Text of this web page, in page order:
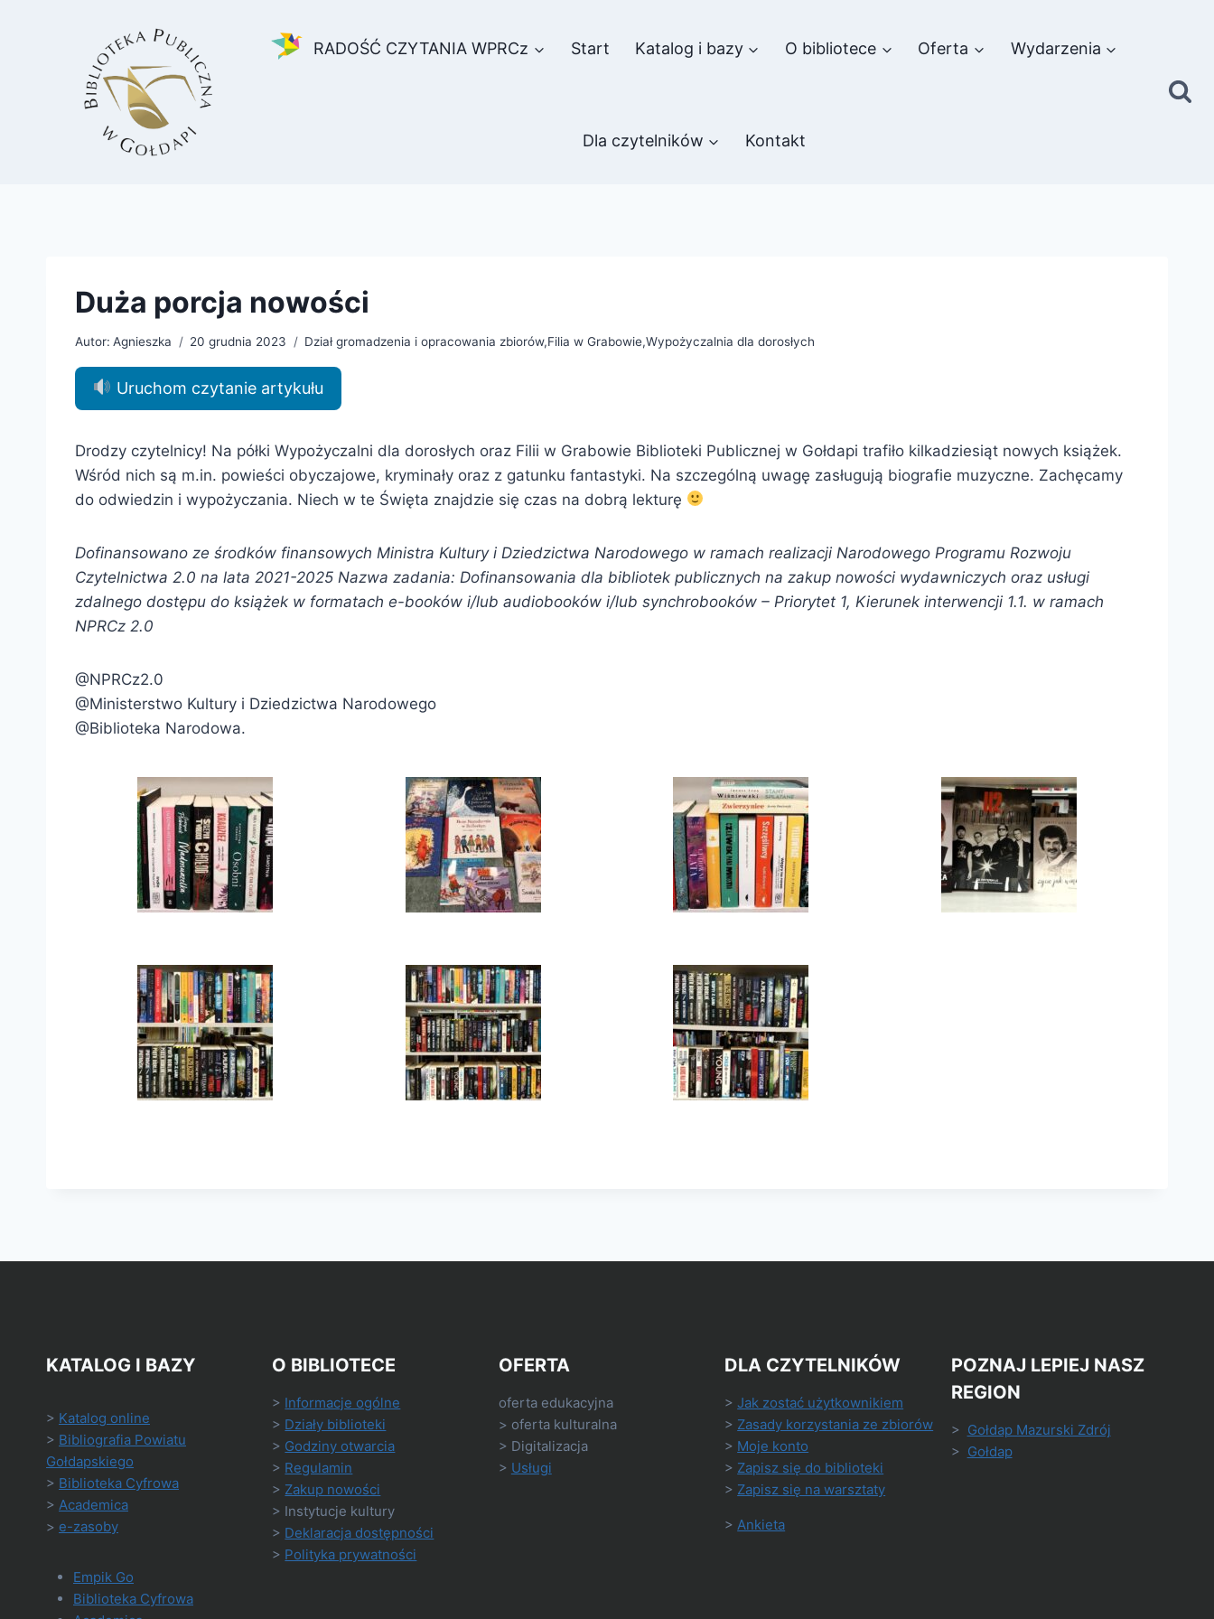
RADOŚĆ CZYTANIA WPRCz Start Katalog i bazy O bibliotece Oferta Wydarzenia
Dla czytelników Kontakt
Duża porcja nowości
Autor: Agnieszka 20 grudnia 2023 Dział gromadzenia i opracowania zbiorów,Filia w Grabowie,Wypożyczalnia dla dorosłych
Uruchom czytanie artykułu
Drodzy czytelnicy! Na półki Wypożyczalni dla dorosłych oraz Filii w Grabowie Biblioteki Publicznej w Gołdapi trafiło kilkadziesiąt nowych książek.
Wśród nich są m.in. powieści obyczajowe, kryminały oraz z gatunku fantastyki. Na szczególną uwagę zasługują biografie muzyczne. Zachęcamy
do odwiedzin i wypożyczania. Niech w te Święta znajdzie się czas na dobrą lekturę
Dofinansowano ze środków finansowych Ministra Kultury i Dziedzictwa Narodowego w ramach realizacji Narodowego Programu Rozwoju
Czytelnictwa 2.0 na lata 2021-2025 Nazwa zadania: Dofinansowania dla bibliotek publicznych na zakup nowości wydawniczych oraz usługi
zdalnego dostępu do książek w formatach e-booków i/lub audiobooków i/lub synchrobooków – Priorytet 1, Kierunek interwencji 1.1. w ramach
NPRCz 2.0
@NPRCz2.0
@Ministerstwo Kultury i Dziedzictwa Narodowego
@Biblioteka Narodowa.
KATALOG I BAZY
> Katalog online
> Bibliografia Powiatu
Gołdapskiego
> Biblioteka Cyfrowa
> Academica
> e-zasoby
Empik Go
Biblioteka Cyfrowa
O BIBLIOTECE
> Informacje ogólne
> Działy biblioteki
> Godziny otwarcia
> Regulamin
> Zakup nowości
> Instytucje kultury
> Deklaracja dostępności
> Polityka prywatności
OFERTA
oferta edukacyjna
> oferta kulturalna
> Digitalizacja
> Usługi
DLA CZYTELNIKÓW
>Jak zostać użytkownikiem
> Zasady korzystania ze zbiorów
> Moje konto
> Zapisz się do biblioteki
> Zapisz się na warsztaty
> Ankieta
POZNAJ LEPIEJ NASZ
REGION
> Gołdap Mazurski Zdrój
> Gołdap